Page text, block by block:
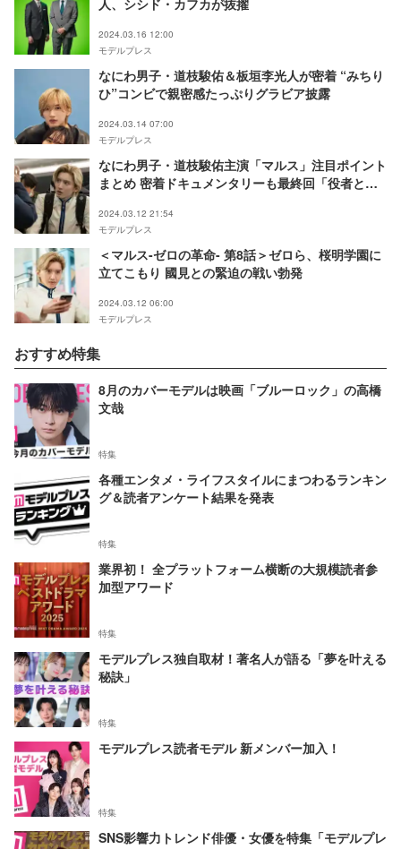
人、シシド・カフカが抜擢
2024.03.16 12:00
モデルプレス
なにわ男子・道枝駿佑＆板垣李光人が密着 “みちり
ひ”コンビで親密感たっぷりグラビア披露
2024.03.14 07:00
モデルプレス
なにわ男子・道枝駿佑主演「マルス」注目ポイント
まとめ 密着ドキュメンタリーも最終回「役者とし
2024.03.12 21:54
モデルプレス
＜マルス-ゼロの革命- 第8話＞ゼロら、桜明学園に
立てこもり 國見との緊迫の戦い勃発
2024.03.12 06:00
モデルプレス
おすすめ特集
8月のカバーモデルは映画「ブルーロック」の高橋
文哉
特集
各種エンタメ・ライフスタイルにまつわるランキン
グ＆読者アンケート結果を発表
特集
業界初！ 全プラットフォーム横断の大規模読者参
加型アワード
特集
モデルプレス独自取材！著名人が語る「夢を叶える
秘訣」
特集
モデルプレス読者モデル 新メンバー加入！
特集
SNS影響力トレンド俳優・女優を特集「モデルプレ